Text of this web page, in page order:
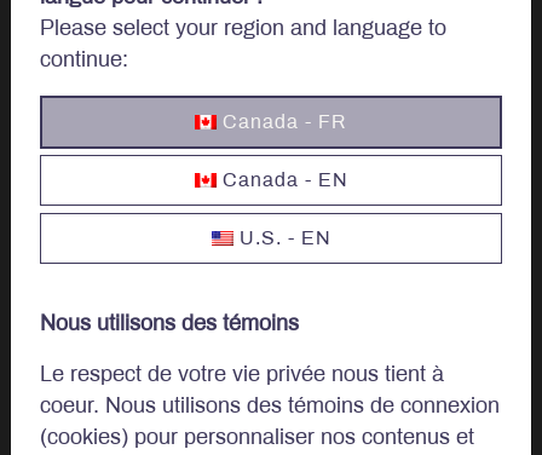
Please select your region and language to
continue:
Canada - FR
Canada - EN
U.S. - EN
Nous utilisons des témoins
Le respect de votre vie privée nous tient à
coeur. Nous utilisons des témoins de connexion
(cookies) pour personnaliser nos contenus et
d’investissements.
Investir
Options d’investissement
Investir au Canada
Investisseurs Institutionnels